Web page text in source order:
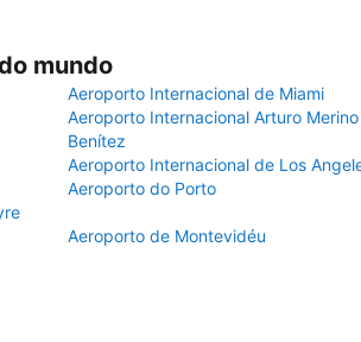
mundo
Aeroporto Internacional de Miami
Aeroporto Internacional Arturo Merino
Benítez
Aeroporto Internacional de Los
Aeroporto do Porto
Aeroporto de Montevidéu